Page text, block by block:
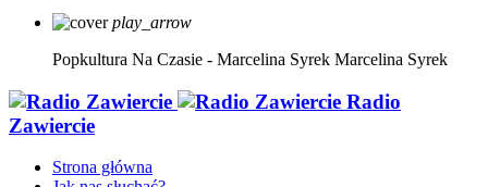
play_arrow
Popkultura Na Czasie - Marcelina Syrek Marcelina Syrek
Radio
Zawiercie
Strona główna